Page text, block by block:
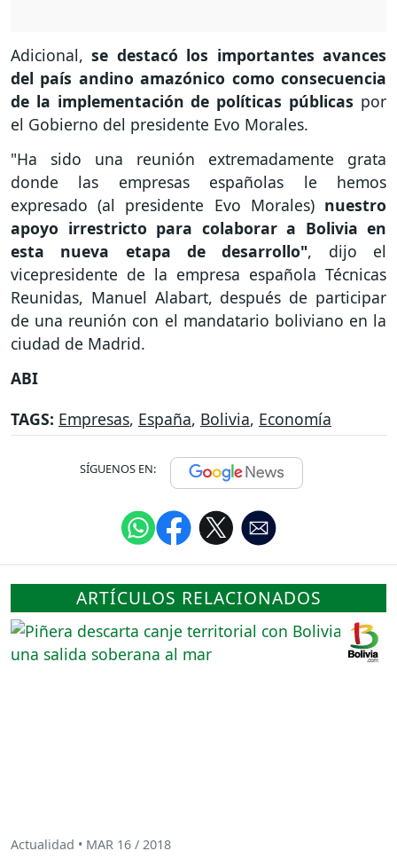
Adicional,se destacó los importantes avances
del país andino amazónico como consecuencia
de la implementación de políticas públicas por
el Gobierno del presidente Evo Morales.
"Ha sido una reunión extremadamente grata
donde las empresas españolas le hemos
expresado (al presidente Evo Morales) nuestro
apoyo irrestricto para colaborar a Bolivia en
esta nueva etapa de desarrollo", dijo el
vicepresidente de la empresa española Técnicas
Reunidas, Manuel Alabart, después de participar
de una reunión con el mandatario boliviano en la
ciudad de Madrid.
ABI
TAGS: Empresas, España, Bolivia, Economía
SÍGUENOS EN:
ARTÍCULOS RELACIONADOS
Actualidad • MAR 16 / 2018